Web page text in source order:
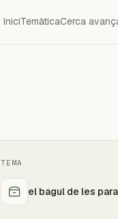
IniciTemàticaCerca
TEMA
el bagul de les